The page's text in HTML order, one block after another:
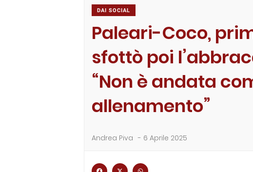
DAI SOCIAL
Paleari-Coco,
sfottò poi
“Non è andata
allenamento”
Andrea Piva - 6 Aprile 2025